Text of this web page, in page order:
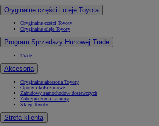
Oryginalne części i oleje Toyota
Oryginalne części Toyoty
Oryginalne oleje Toyoty
Program Sprzedaży Hurtowej Trade
Trade
Akcesoria
Oryginalne akcesoria Toyoty
Opony i koła zimowe
Zabudowy samochodów dostawczych
Zabezpieczenia i alarmy
Sklep Toyoty
Strefa klienta